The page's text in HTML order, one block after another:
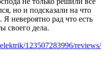
но и подсказали на что
невероятно рад что есть
своего дела.
123507283996/reviews/